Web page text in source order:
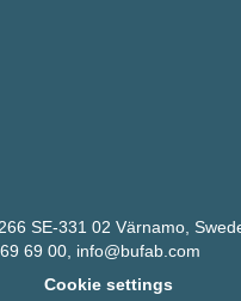
varje
SE-331 02 Värnamo,
69 00, info@bufab.com
Cookie settings